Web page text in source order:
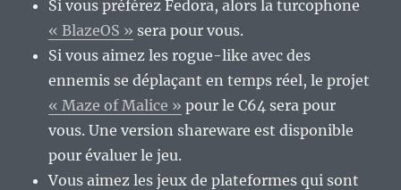
Si vous préférez Fedora, alors la turcophone
« BlazeOS » sera pour vous.
Si vous aimez les rogue-like avec des
ennemis se déplaçant en temps réel, le projet
« Maze of Malice » pour le C64 sera pour
vous. Une version shareware est disponible
pour évaluer le jeu.
Vous aimez les jeux de plateformes qui sont